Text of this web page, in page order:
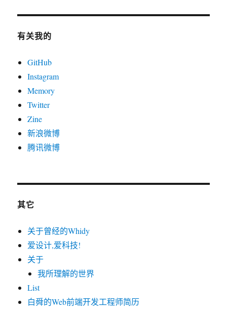
有关我的
GitHub
Instagram
Memory
Twitter
Zine
新浪微博
腾讯微博
其它
关于曾经的Whidy
爱设计,爱科技!
关于
我所理解的世界
List
白舜的Web前端开发工程师简历